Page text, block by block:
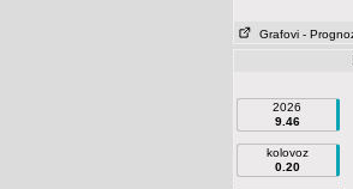
Grafovi -
2026
9.46
kolovoz
0.20